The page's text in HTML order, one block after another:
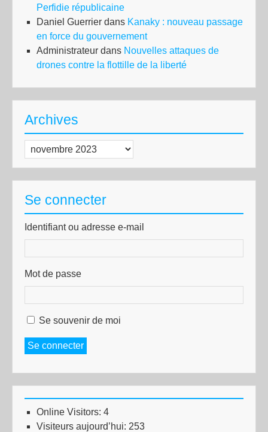
Perfidie républicaine
Daniel Guerrier dans Kanaky : nouveau passage
en force du gouvernement
Administrateur dans Nouvelles attaques de
drones contre la flottille de la liberté
Archives
Archives
Se connecter
Identifiant ou adresse e-mail
Mot de passe
Se souvenir de moi
Se connecter
Online Visitors: 4
Visiteurs aujourd’hui: 253